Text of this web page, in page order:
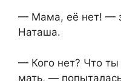
— Мама, её нет! —
Наташа.
— Кого нет? Что
мать, —